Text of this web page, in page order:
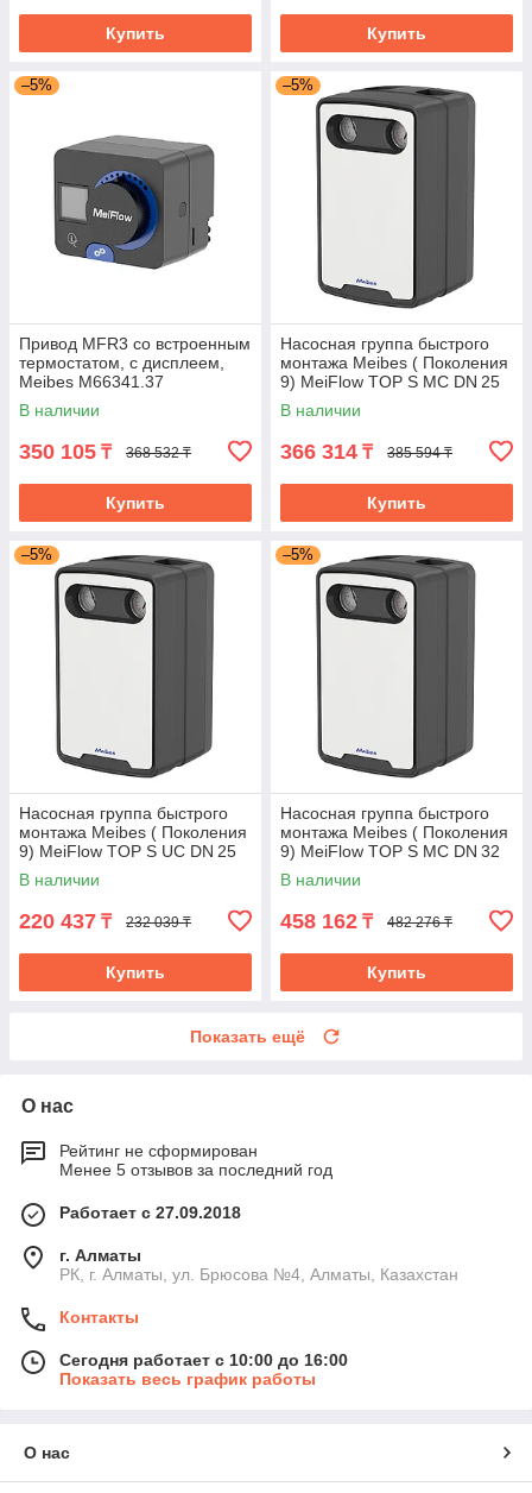
Купить Купить
–5%
Привод MFR3 со встроенным
термостатом, с дисплеем,
Meibes M66341.37
В наличии
350 105 ₸ 368 532 ₸
Купить
–5%
Насосная группа быстрого
монтажа Meibes ( Поколения
9) MeiFlow TOP S MC DN 25
В наличии
366 314 ₸ 385 594 ₸
Купить
–5%
Насосная группа быстрого
монтажа Meibes ( Поколения
9) MeiFlow TOP S UC DN 25
В наличии
220 437 ₸ 232 039 ₸
Купить
–5%
Насосная группа быстрого
монтажа Meibes ( Поколения
9) MeiFlow TOP S MC DN 32
В наличии
458 162 ₸ 482 276 ₸
Купить
Показать ещё
О нас
Рейтинг не сформирован
Менее 5 отзывов за последний год
Работает с 27.09.2018
г. Алматы
РК, г. Алматы, ул. Брюсова №4, Алматы, Казахстан
Контакты
Сегодня работает с 10:00 до 16:00
Показать весь график работы
О нас